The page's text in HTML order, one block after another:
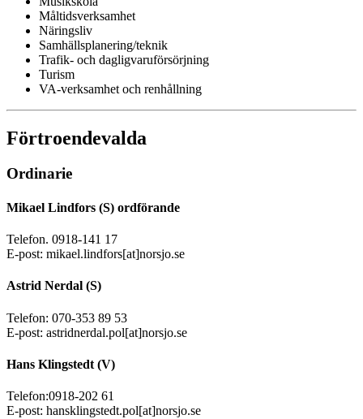
Måltidsverksamhet
Näringsliv
Samhällsplanering/teknik
Trafik- och dagligvaruförsörjning
Turism
VA-verksamhet och renhållning
Förtroendevalda
Ordinarie
Mikael Lindfors (S) ordförande
Telefon. 0918-141 17
E-post: mikael.lindfors[at]norsjo.se
Astrid Nerdal (S)
Telefon: 070-353 89 53
E-post: astridnerdal.pol[at]norsjo.se
Hans Klingstedt (V)
Telefon:0918-202 61
E-post: hansklingstedt.pol[at]norsjo.se